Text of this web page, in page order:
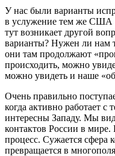
У нас были варианты
в услужение тем же США
тут возникает другой
варианты? Нужен ли нам
они там продолжают
происходить, можно
можно увидеть и наше
Очень правильно
когда активно работает с
интересны Западу. Мы
контактов России в
процесс. Сужается сфера
превращается в